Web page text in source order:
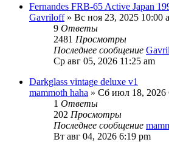
Fernandes FRB-65 Active Japan
Gavriloff» Вс ноя 23, 2025 10:00
9 Ответы
2481 Просмотры
Последнее сообщение
Ср авг 05, 2026 11:25 am
Darkglass vintage deluxe v1
mammoth haha » Сб июл 18, 2026
1 Ответы
202 Просмотры
Последнее сообщение
Вт авг 04, 2026 6:19 pm